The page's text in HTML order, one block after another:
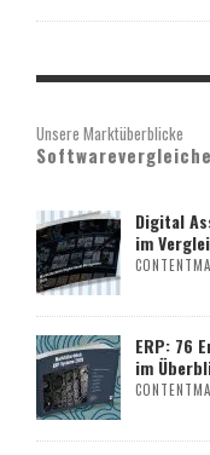
Unsere Marktüberblicke
Digital
im
ERP: 76
im